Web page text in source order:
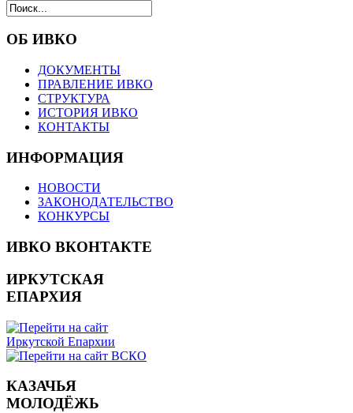
ОБ ИВКО
ДОКУМЕНТЫ
ПРАВЛЕНИЕ ИВКО
СТРУКТУРА
ИСТОРИЯ ИВКО
КОНТАКТЫ
ИНФОРМАЦИЯ
НОВОСТИ
ЗАКОНОДАТЕЛЬСТВО
КОНКУРСЫ
ИВКО ВКОНТАКТЕ
ИРКУТСКАЯ
ЕПАРХИЯ
КАЗАЧЬЯ
МОЛОДЁЖЬ